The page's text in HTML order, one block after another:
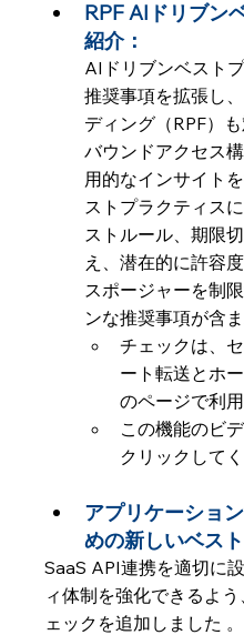
RPF AIドリブン
紹介：
AIドリブンベスト
推奨事項を拡張し
ディング（RPF）
バウンドアクセス
用的なインサイト
ストプラクティス
ストルール、期限
え、潜在的に許容
スポージャーを制
ンな推奨事項が含ま
チェックは、
ート転送とホ
のページで利用
この機能のビ
クリックして
アプリケーショ
めの新しいベス
SaaS API連携を適切に
ィ体制を強化できるよ
ェックを追加しました